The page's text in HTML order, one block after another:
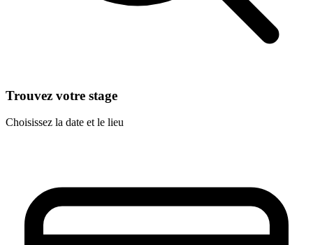
Trouvez votre stage
Choisissez la date et le lieu